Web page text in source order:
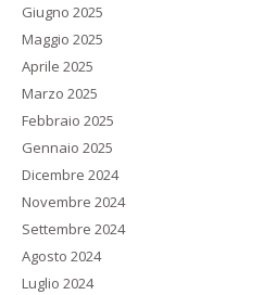
Giugno 2025
Maggio 2025
Aprile 2025
Marzo 2025
Febbraio 2025
Gennaio 2025
Dicembre 2024
Novembre 2024
Settembre 2024
Agosto 2024
Luglio 2024